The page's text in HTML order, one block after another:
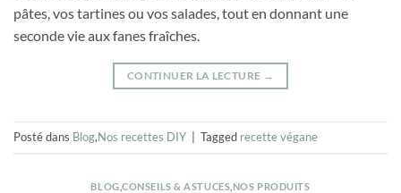
pâtes, vos tartines ou vos salades, tout en donnant une
seconde vie aux fanes fraîches.
CONTINUER LA LECTURE →
Posté dans Blog,Nos recettes DIY Tagged recette végane
BLOG ,CONSEILS & ASTUCES NOS PRODUITS